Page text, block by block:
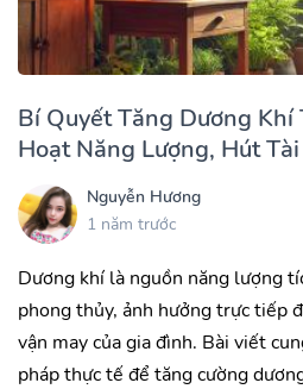
Bí Quyết Tăng Dương Khí
Hoạt Năng Lượng, Hút
Nguyễn Hương
1 năm trước
Dương khí là nguồn năng lượng
phong thủy, ảnh hưởng trực tiếp
vận may của gia đình. Bài viết
pháp thực tế để tăng cường